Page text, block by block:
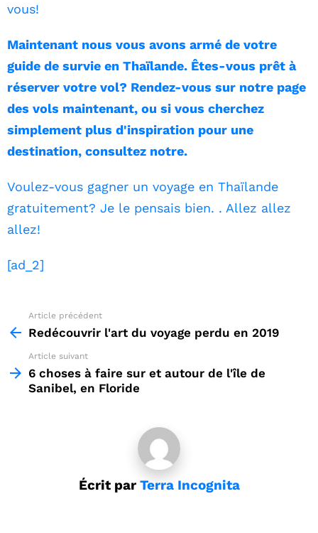
vous!
Maintenant nous vous avons armé de votre
guide de survie en Thaïlande. Êtes-vous prêt à
réserver votre vol? Rendez-vous sur notre page
des vols maintenant, ou si vous cherchez
simplement plus d'inspiration pour une
destination, consultez notre.
Voulez-vous gagner un voyage en Thaïlande
gratuitement? Je le pensais bien. . Allez allez
allez!
[ad_2]
more
Article précédent
Redécouvrir l'art du voyage perdu en 2019
Article suivant
6 choses à faire sur et autour de l'île de
Sanibel, en Floride
Écrit par Terra Incognita